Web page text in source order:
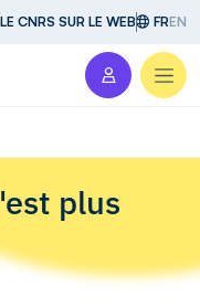
LE CNRS SUR LE WEB FREN
plus